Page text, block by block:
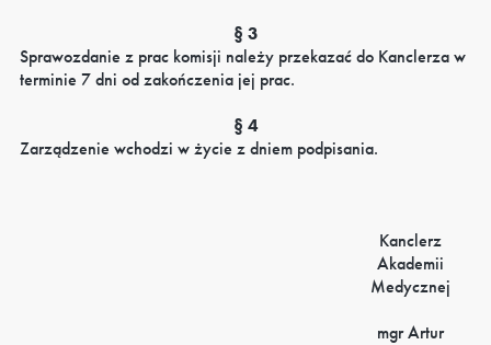
§ 3
Sprawozdanie z prac komisji należy przekazać do Kanclerza w
terminie 7 dni od zakończenia jej prac.
§ 4
Zarządzenie wchodzi w życie z dniem podpisania.
Kanclerz
Akademii
Medycznej
mgr Artur